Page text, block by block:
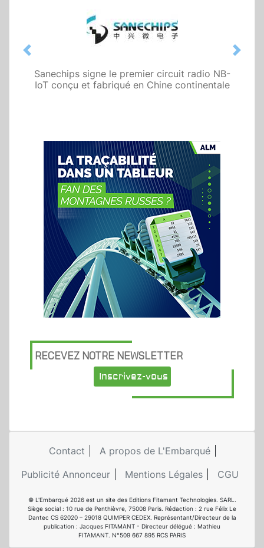
Sanechips signe le premier circuit radio NB-
IoT conçu et fabriqué en Chine continentale
Previous Next
RECEVEZ NOTRE NEWSLETTER
Inscrivez-vous
Contact
A propos de L'Embarqué
Publicité Annonceur
Mentions Légales CGU
© L'Embarqué 2026 est un site des Editions Fitamant Technologies. SARL.
Siège social : 10 rue de Penthièvre, 75008 Paris. Rédaction : 2 rue Félix Le
Dantec CS 62020 – 29018 QUIMPER CEDEX. Représentant/Directeur de la
publication : Jacques FITAMANT - Directeur délégué : Mathieu
FITAMANT. N°509 667 895 RCS PARIS